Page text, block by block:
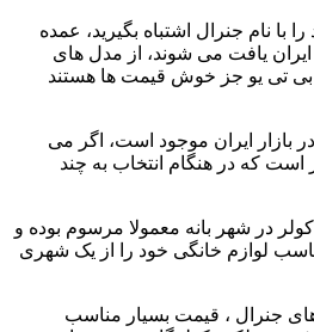
را با نام جنرال اشتباه بگیرید، عمده
یافت می شوند، از مدل های
با ظرفیت 9 هزار بی تی یو جز خوش قیمت ها هستند
در بازار ایران موجود است، اگر می
است که در هنگام انتخاب به چند
در شهر بانه معمولا مرسوم بوده و
لوازم خانگی خود را از یک شهری
جنرال ، قیمت بسیار مناسب